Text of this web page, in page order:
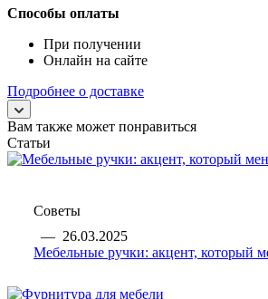
Способы оплаты
При получении
Онлайн на сайте
Подробнее о доставке
Вам также может понравиться
Статьи
Советы
— 26.03.2025
Мебельные ручки: акцент, который